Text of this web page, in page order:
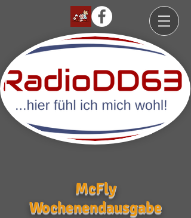
McFly
Wochenendausgabe